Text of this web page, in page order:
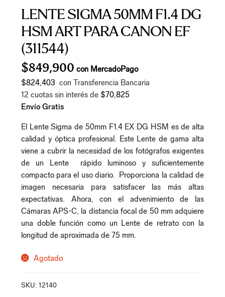
LENTE SIGMA 50MM F1.4 DG
HSM ART PARA CANON EF
(311544)
$849,900 con MercadoPago
$824,403 con Transferencia Bancaria
12 cuotas sin interés de $70,825
Envío Gratis
El Lente Sigma de 50mm F1.4 EX DG HSM es de alta
calidad y óptica profesional. Este Lente de gama alta
viene a cubrir la necesidad de los fotógrafos exigentes
de un Lente rápido luminoso y suficientemente
compacto para el uso diario. Proporciona la calidad de
imagen necesaria para satisfacer las más altas
expectativas. Ahora, con el advenimiento de las
Cámaras APS-C, la distancia focal de 50 mm adquiere
una doble función como un Lente de retrato con la
longitud de aproximada de 75 mm.
Agotado
SKU: 12140